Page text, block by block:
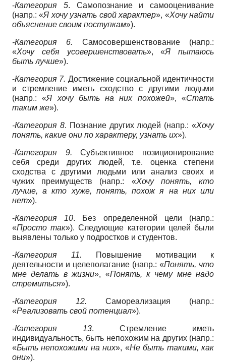
-Категория 5. Самопознание и самооценивание
(напр.: «Я хочу узнать свой характер», «Хочу найти
объяснение своим поступкам»).
-Категория 6. Самосовершенствование (напр.:
«Хочу себя усовершенствовать», «Я пытаюсь
быть лучше»).
-Категория 7. Достижение социальной идентичности
и стремление иметь сходство с другими людьми
(напр.: «Я хочу быть на них похожей», «Стать
таким же»).
-Категория 8. Познание других людей (напр.: «Хочу
понять, какие они по характеру, узнать их»).
-Категория 9. Субъективное позиционирование
себя среди других людей, т.е. оценка степени
сходства с другими людьми или анализ своих и
чужих преимуществ (напр.: «Хочу понять, кто
лучше, а кто хуже, понять, похож я на них или
нет»).
-Категория 10. Без определенной цели (напр.:
«Просто так»). Следующие категории целей были
выявлены только у подростков и студентов.
-Категория 11. Повышение мотивации к
деятельности и целеполагание (напр.: «Понять, что
мне делать в жизни», «Понять, к чему мне надо
стремиться»).
-Категория 12. Самореализация (напр.:
«Реализовать свой потенциал»).
-Категория 13. Стремление иметь
индивидуальность, быть непохожим на других (напр.:
«Быть непохожими на них», «Не быть такими, как
они»).